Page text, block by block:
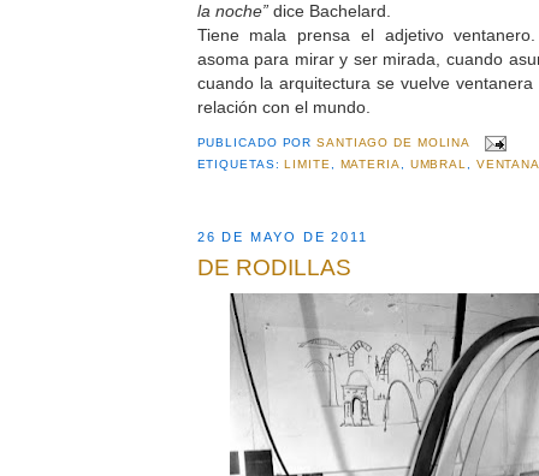
la noche”dice Bachelard.
Tiene mala prensa el adjetivo
asoma para mirar y ser mirada, cuando
cuando la arquitectura se vuelve
relación con el mundo.
PUBLICADO PORSANTIAGO DE MOLINA
ETIQUETAS:LIMITE MATERIA UMBRAL VENTANA
26 DE MAYO DE 2011
DE RODILLAS